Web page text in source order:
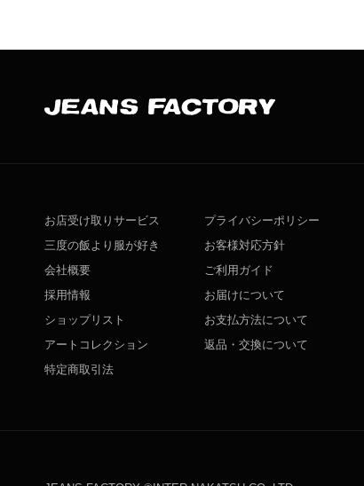
お店受け取りサービス
三度の飯より服が好き
会社概要
採用情報
ショップリスト
アートコレクション
特定商取引法
プライバシーポリシー
お客様対応方針
ご利用ガイド
お届けについて
お支払方法について
返品・交換について